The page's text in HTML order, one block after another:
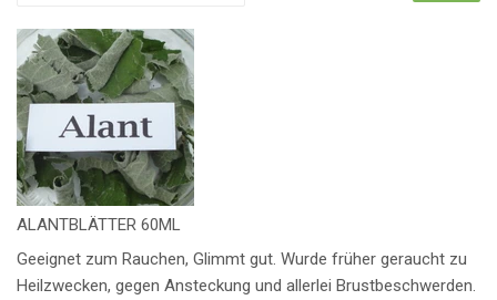
ALANTBLÄTTER 60ML
Geeignet zum Rauchen, Glimmt gut. Wurde früher geraucht zu
Heilzwecken, gegen Ansteckung und allerlei Brustbeschwerden.